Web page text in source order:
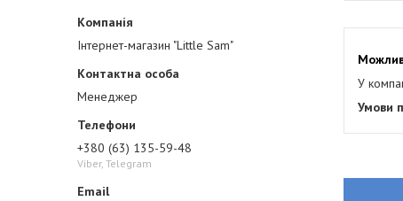
Інтернет-магазин "Little Sam"
Менеджер
+380 (63) 135-59-48
Viber, Telegram
У